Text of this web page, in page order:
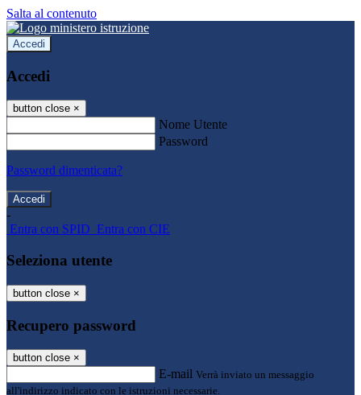
Salta al contenuto
Accedi
Accedi
button close ×
Nome Utente
Password
Password dimenticata?
-
Entra con SPID Entra con CIE
Seleziona utente
button close ×
Recupero password
button close ×
E-mail Verrà inviato un messaggio
all'indirizzo indicato con le istruzioni necessarie.